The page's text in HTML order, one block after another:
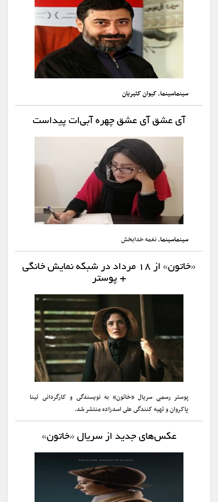
سینماسینما،کیوان کثیریان
آی عشق آی عشق چهره آبی‌ات پیداست
سینماسینما، نغمه خدابخش
«خاتون» از ۱۸ مرداد در شبکه نمایش خانگی
+ پوستر
پوستر رسمی سریال «خاتون» به نویسندگى و کارگردانى تینا
پاکروان و تهیه کنندگى على اسدزاده منتشر شد.
عکس‌های جدید از سریال «خاتون»